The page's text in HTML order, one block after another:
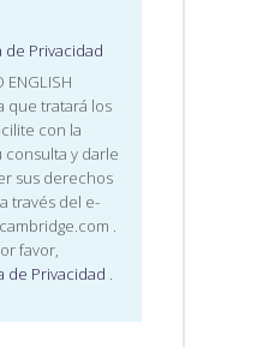
de Privacidad
ENGLISH
que tratará los
con la
y darle
sus derechos
través del e-
.
favor,
de Privacidad .